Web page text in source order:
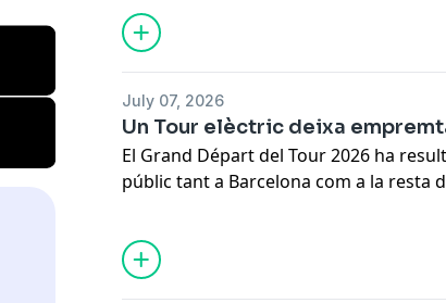
setmana carregada de trampes. A
ronda francesa amb el Joan Antoni
que ens explica el funcionament de
els tòpics que relacionen el dopatge i
July 07, 2026
Un Tour elèctric deixa
El Grand Départ del Tour 2026 ha
públic tant a Barcelona com a la resta
passat les tres primeres etapes
Pogacar i Vingegaard han estat els
però també la resta d'homes
intens. A "Ràdio Volta" analitzem el